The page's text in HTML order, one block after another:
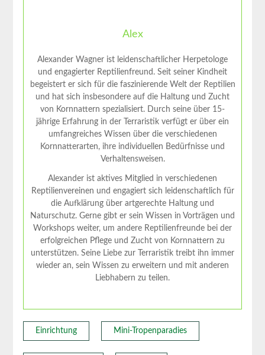
Alex
Alexander Wagner ist leidenschaftlicher Herpetologe
und engagierter Reptilienfreund. Seit seiner Kindheit
begeistert er sich für die faszinierende Welt der Reptilien
und hat sich insbesondere auf die Haltung und Zucht
von Kornnattern spezialisiert. Durch seine über 15-
jährige Erfahrung in der Terraristik verfügt er über ein
umfangreiches Wissen über die verschiedenen
Kornnatterarten, ihre individuellen Bedürfnisse und
Verhaltensweisen.
Alexander ist aktives Mitglied in verschiedenen
Reptilienvereinen und engagiert sich leidenschaftlich für
die Aufklärung über artgerechte Haltung und
Naturschutz. Gerne gibt er sein Wissen in Vorträgen und
Workshops weiter, um andere Reptilienfreunde bei der
erfolgreichen Pflege und Zucht von Kornnattern zu
unterstützen. Seine Liebe zur Terraristik treibt ihn immer
wieder an, sein Wissen zu erweitern und mit anderen
Liebhabern zu teilen.
Einrichtung Mini-Tropenparadies